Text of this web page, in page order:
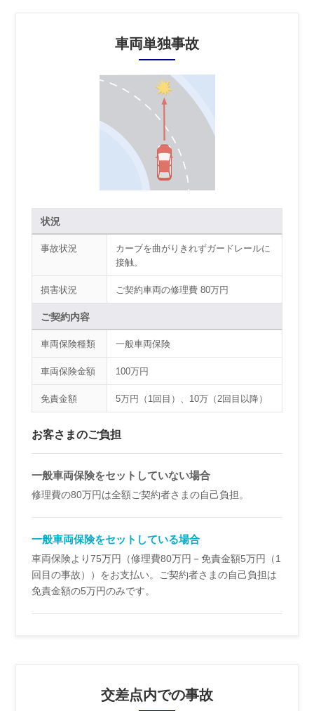
車両単独事故
状況
事故状況
カーブを曲がりきれずガードレールに
接触。
損害状況 ご契約車両の修理費 80万円
ご契約内容
車両保険種類 一般車両保険
車両保険金額 100万円
免責金額 5万円（1回目）、10万（2回目以降）
お客さまのご負担
一般車両保険をセットしていない場合
修理費の80万円は全額ご契約者さまの自己負担。
一般車両保険をセットしている場合
車両保険より75万円（修理費80万円－免責金額5万円（1
回目の事故））をお支払い。ご契約者さまの自己負担は
免責金額の5万円のみです。
交差点内での事故